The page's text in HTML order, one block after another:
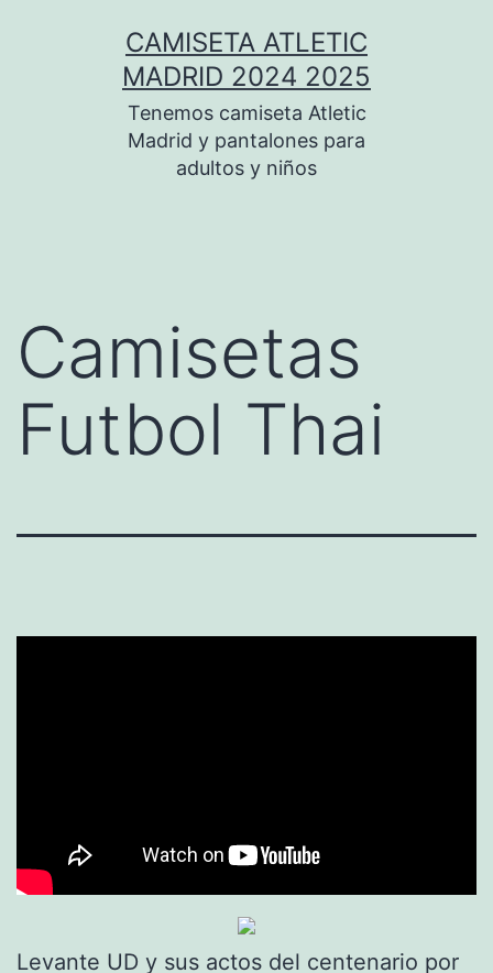
CAMISETA ATLETIC
MADRID 2024 2025
Tenemos camiseta Atletic
Madrid y pantalones para
adultos y niños
Camisetas
Futbol Thai
Levante UD y sus actos del centenario por